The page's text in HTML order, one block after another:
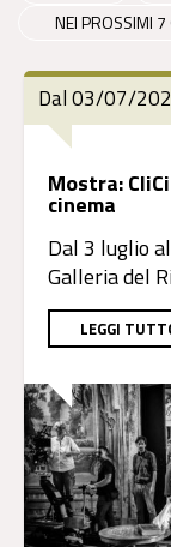
NEI PROSSIMI 7
Dal 03/07/
Mostra:
cinema
Dal 3 luglio
Galleria del
LEGGI